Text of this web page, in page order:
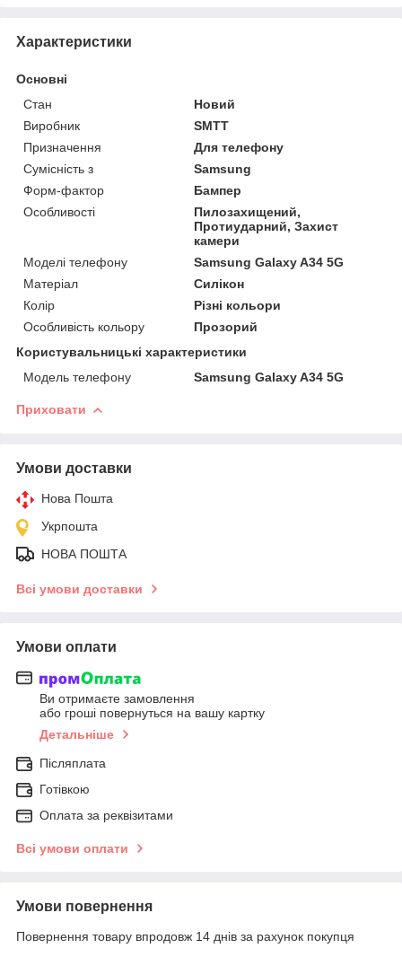
Характеристики
Основні
Стан
Новий
Виробник
SMTT
Призначення
Для телефону
Сумісність з
Samsung
Форм-фактор
Бампер
Особливості
Пилозахищений,
Протиударний, Захист
камери
Моделі телефону
Samsung Galaxy A34 5G
Матеріал
Силікон
Колір
Різні кольори
Особливість кольору
Прозорий
Користувальницькі характеристики
Модель телефону
Samsung Galaxy A34 5G
Приховати
Умови доставки
Нова Пошта
Укрпошта
НОВА ПОШТА
Всі умови доставки
Умови оплати
Ви отримаєте замовлення
або гроші повернуться на вашу картку
Детальніше
Післяплата
Готівкою
Оплата за реквізитами
Всі умови оплати
Умови повернення
Повернення товару впродовж 14 днів за рахунок покупця